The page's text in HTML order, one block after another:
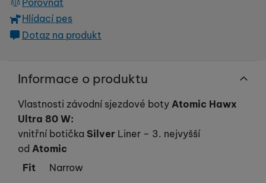
Hlídací pes
Dotaz na produkt
Informace o produktu
Vlastnosti závodní sjezdové boty Atomic Hawx
Ultra 80 W:
vnitřní botička Silver Liner – 3. nejvyšší
od Atomic
Fit
Narrow